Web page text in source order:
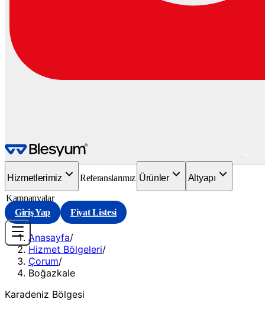
Hizmetlerimiz Referanslarımız Ürünler
Altyapı
Kampanyalar
Giriş Yap
Fiyat Listesi
Anasayfa/
Hizmet Bölgeleri/
Çorum/
Boğazkale
Karadeniz Bölgesi